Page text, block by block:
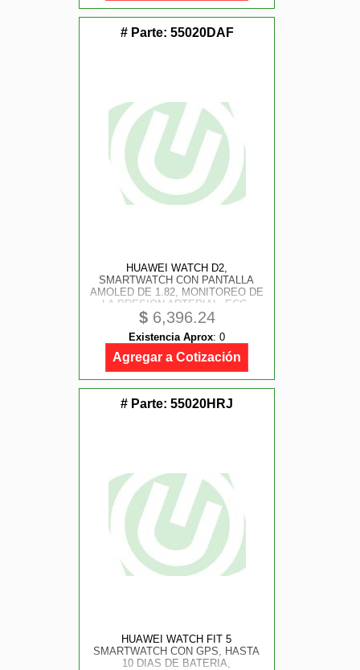
# Parte: 55020DAF
HUAWEI WATCH D2,
SMARTWATCH CON PANTALLA
AMOLED DE 1.82, MONITOREO DE
LA PRESION ARTERIAL, ECG,
EXHAUSTIVA DEL SUENO, SPO2,
ASISTENCIA SANITARIA
FAMILIAR, LLAMADAS, GPS, IOS
Y ANDROID, COLOR NEGRO
$6,396.24
Existencia Aprox: 0
Agregar a Cotización
# Parte: 55020HRJ
HUAWEI WATCH FIT 5
SMARTWATCH CON GPS, HASTA
10 DIAS DE BATERIA,